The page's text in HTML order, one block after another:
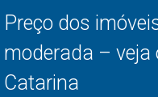
Preço dos
moderada – veja
Catarina